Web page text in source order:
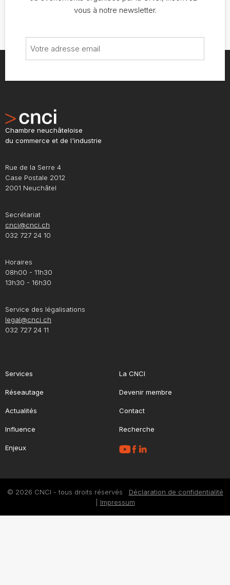
vous à notre newsletter.
Chambre neuchâteloise
du commerce et de l'industrie
Rue de la Serre 4
Case Postale 2012
2001 Neuchâtel
Secrétariat
cnci@cnci.ch
032 727 24 10
Horaires
08h00 - 11h30
13h30 - 16h30
Service des légalisations
legal@cnci.ch
032 727 24 11
Services
Réseautage
Actualités
Influence
Enjeux
La CNCI
Devenir membre
Contact
Recherche
© 2026 CNCI - tous droits réservés Déclaration de confidentialité
Impressum